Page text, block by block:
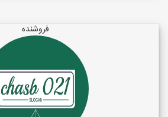
فروشنده